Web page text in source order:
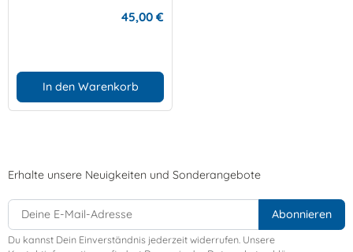
45,00 €
In den Warenkorb
Erhalte unsere Neuigkeiten und Sonderangebote
Du kannst Dein Einverständnis jederzeit widerrufen. Unsere